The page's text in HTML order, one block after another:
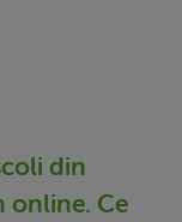
din
online. Ce